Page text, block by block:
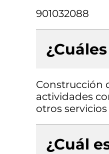
901032088
Construcción
actividades
otros
¿Cuál